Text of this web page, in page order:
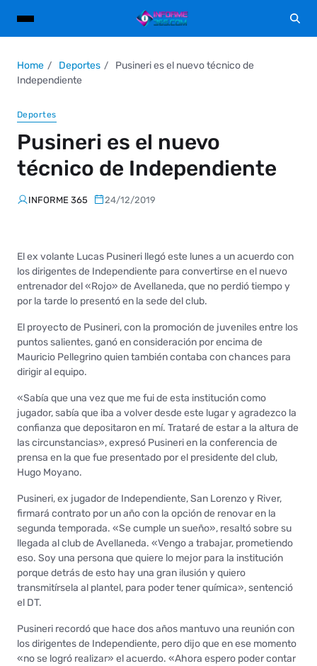
Home Deportes
Pusineri es el nuevo técnico de
Independiente
Deportes
Pusineri es el nuevo
técnico de Independiente
INFORME 365 24/12/2019
El ex volante Lucas Pusineri llegó este lunes a un acuerdo con
los dirigentes de Independiente para convertirse en el nuevo
entrenador del «Rojo» de Avellaneda, que no perdió tiempo y
por la tarde lo presentó en la sede del club.
El proyecto de Pusineri, con la promoción de juveniles entre los
puntos salientes, ganó en consideración por encima de
Mauricio Pellegrino quien también contaba con chances para
dirigir al equipo.
«Sabía que una vez que me fui de esta institución como
jugador, sabía que iba a volver desde este lugar y agradezco la
confianza que depositaron en mí. Trataré de estar a la altura de
las circunstancias», expresó Pusineri en la conferencia de
prensa en la que fue presentado por el presidente del club,
Hugo Moyano.
Pusineri, ex jugador de Independiente, San Lorenzo y River,
firmará contrato por un año con la opción de renovar en la
segunda temporada. «Se cumple un sueño», resaltó sobre su
llegada al club de Avellaneda. «Vengo a trabajar, prometiendo
eso. Soy una persona que quiere lo mejor para la institución
porque detrás de esto hay una gran ilusión y quiero
transmitírsela al plantel, para poder tener química», sentenció
el DT.
Pusineri recordó que hace dos años mantuvo una reunión con
los dirigentes de Independiente, pero dijo que en ese momento
«no se logró realizar» el acuerdo. «Ahora espero poder contar